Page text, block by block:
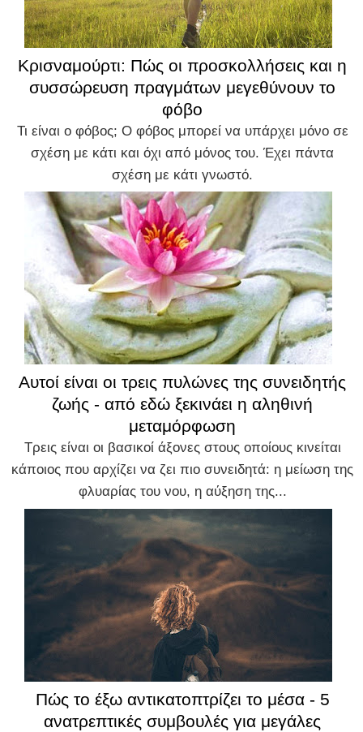
Κρισναμούρτι: Πώς οι προσκολλήσεις και η
συσσώρευση πραγμάτων μεγεθύνουν το
φόβο
Τι είναι ο φόβος; Ο φόβος μπορεί να υπάρχει μόνο σε
σχέση με κάτι και όχι από μόνος του. Έχει πάντα
σχέση με κάτι γνωστό.
Αυτοί είναι οι τρεις πυλώνες της συνειδητής
ζωής - από εδώ ξεκινάει η αληθινή
μεταμόρφωση
Τρεις είναι οι βασικοί άξονες στους οποίους κινείται
κάποιος που αρχίζει να ζει πιο συνειδητά: η μείωση της
φλυαρίας του νου, η αύξηση της...
Πώς το έξω αντικατοπτρίζει το μέσα - 5
ανατρεπτικές συμβουλές για μεγάλες